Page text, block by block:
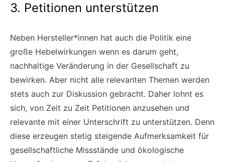
3. Petitionen unterstützen
Neben Hersteller*innen hat auch die Politik eine
große Hebelwirkungen wenn es darum geht,
nachhaltige Veränderung in der Gesellschaft zu
bewirken. Aber nicht alle relevanten Themen werden
stets auch zur Diskussion gebracht. Daher lohnt es
sich, von Zeit zu Zeit Petitionen anzusehen und
relevante mit einer Unterschrift zu unterstützen. Denn
diese erzeugen stetig steigende Aufmerksamkeit für
gesellschaftliche Missstände und ökologische